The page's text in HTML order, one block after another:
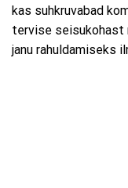
kas suhkruvabad
tervise seisukohast
janu rahuldamiseks